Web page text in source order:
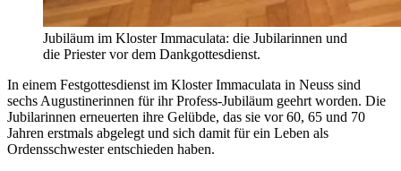
Jubiläum im Kloster Immaculata: die Jubilarinnen und
die Priester vor dem Dankgottesdienst.
In einem Festgottesdienst im Kloster Immaculata in Neuss sind
sechs Augustinerinnen für ihr Profess-Jubiläum geehrt worden. Die
Jubilarinnen erneuerten ihre Gelübde, das sie vor 60, 65 und 70
Jahren erstmals abgelegt und sich damit für ein Leben als
Ordensschwester entschieden haben.